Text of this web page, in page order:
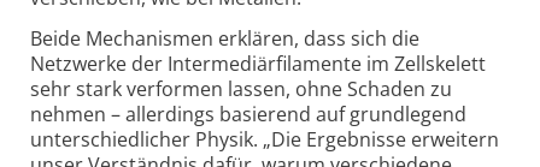
Beide Mechanismen erklären, dass sich die
Netzwerke der Intermediär­filamente im Zellskelett
sehr stark verformen lassen, ohne Schaden zu
nehmen – allerdings basierend auf grundlegend
unter­schiedlicher Physik. „Die Ergebnisse erweitern